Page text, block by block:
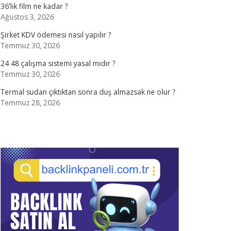
36’lık film ne kadar ?
Ağustos 3, 2026
Şirket KDV ödemesi nasıl yapılır ?
Temmuz 30, 2026
24 48 çalışma sistemi yasal mıdır ?
Temmuz 30, 2026
Termal sudan çıktıktan sonra duş almazsak ne olur ?
Temmuz 28, 2026